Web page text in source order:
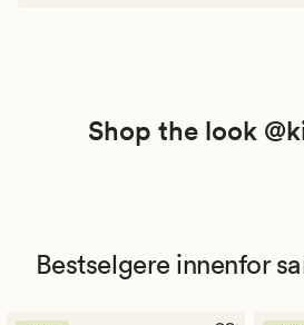
Shop the look
Bestselgere innenfor